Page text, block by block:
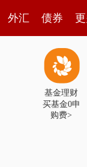
外汇 债券
基金理财
买基金0申
购费>